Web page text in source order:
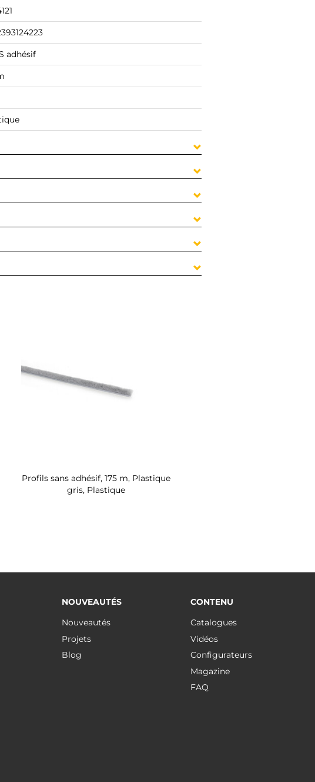
adhésif
Profils sans adhésif, 175 m, Plastique
gris, Plastique
NOUVEAUTÉS
Nouveautés
Projets
Blog
CONTENU
Catalogues
Vidéos
Configurateurs
Magazine
FAQ